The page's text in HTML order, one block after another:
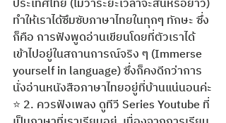
ประเทศไทย (ไม่ว่าระยะเวลาจะสั้นหรือยาว)
ทำให้เราได้ซึมซับภาษาไทยในทุกๆ ทักษะ ซึ่ง
ก็คือ การฟังพูดอ่านเขียนโดยที่ตัวเราได้
เข้าไปอยู่ในสถานการณ์จริง ๆ (Immerse
yourself in language) ซึ่งก็คงดีกว่าการ
นั่งอ่านหนังสือภาษาไทยอยู่ที่บ้านแน่นอนค่ะ
⭐️ 2. ควรฟังเพลง ดูทีวี Series Youtube ที่